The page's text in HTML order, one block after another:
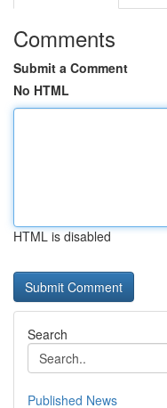
Comments
Submit a Comment
No HTML
HTML is disabled
Search
Published News